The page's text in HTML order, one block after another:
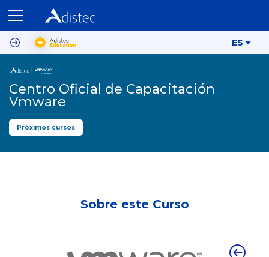
ES
Centro Oficial de Capacitación
Vmware
Próximos cursos
Sobre este Curso